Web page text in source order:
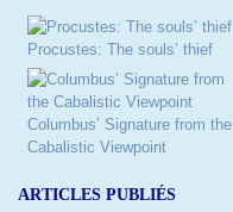
Procustes: The souls’ thief
Columbus’ Signature from the
Cabalistic Viewpoint
ARTICLES PUBLIÉS